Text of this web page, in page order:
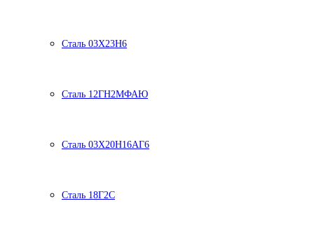
Сталь 03Х23Н6
Сталь 12ГН2МФАЮ
Сталь 03Х20Н16АГ6
Сталь 18Г2С